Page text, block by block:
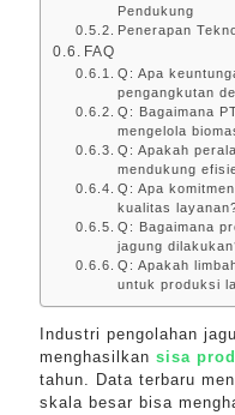
Pendukung
Penerapan
FAQ
Q: Apa
pengangkutan
Q: Bagaimana
mengelola
Q: Apakah
mendukung
Q: Apa
kualitas
Q: Bagaimana
jagung
Q: Apakah
untuk produksi
Industri pengolahan
menghasilkan sisa
tahun. Data terbaru
skala besar bisa